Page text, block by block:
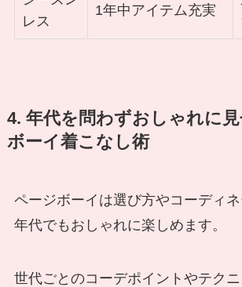
レス
1年中アイテム充実
4. 年代を問わずおしゃれに
ボーイ着こなし術
ページボーイは選び方やコーディ
年代でもおしゃれに楽しめます。
世代ごとのコーデポイントやテク